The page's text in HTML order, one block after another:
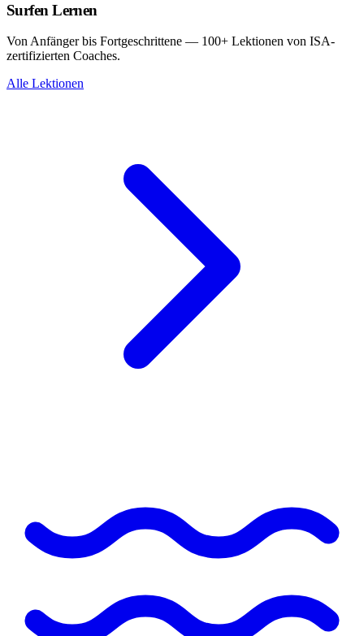
Surfen Lernen
Von Anfänger bis Fortgeschrittene — 100+ Lektionen von ISA-
zertifizierten Coaches.
Alle Lektionen